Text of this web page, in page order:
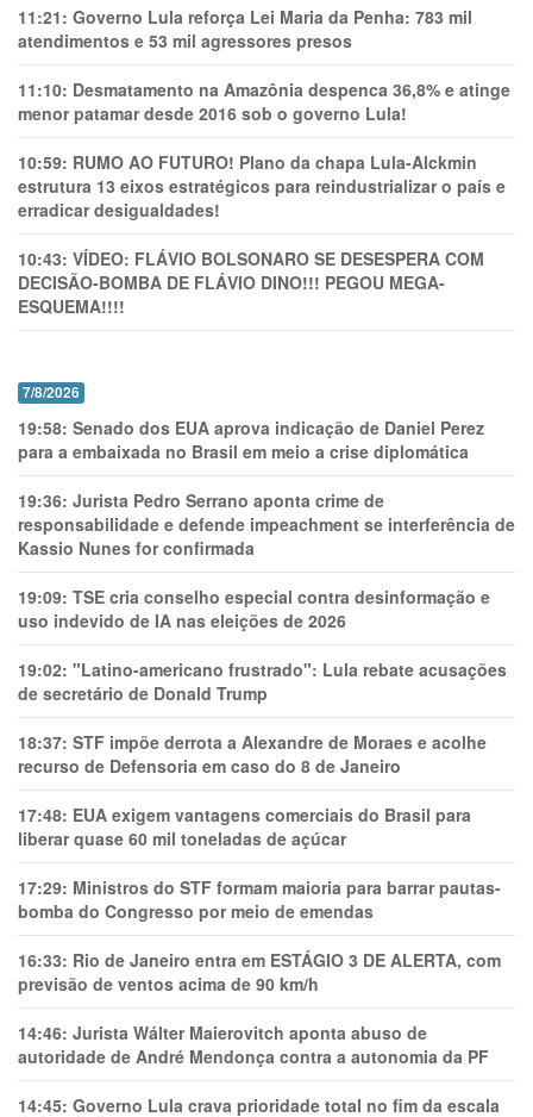
11:21: Governo Lula reforça Lei Maria da Penha: 783 mil
atendimentos e 53 mil agressores presos
11:10: Desmatamento na Amazônia despenca 36,8% e atinge
menor patamar desde 2016 sob o governo Lula!
10:59: RUMO AO FUTURO! Plano da chapa Lula-Alckmin
estrutura 13 eixos estratégicos para reindustrializar o país e
erradicar desigualdades!
10:43: VÍDEO: FLÁVIO BOLSONARO SE DESESPERA COM
DECISÃO-BOMBA DE FLÁVIO DINO!!! PEGOU MEGA-
ESQUEMA!!!!
7/8/2026
19:58: Senado dos EUA aprova indicação de Daniel Perez
para a embaixada no Brasil em meio a crise diplomática
19:36: Jurista Pedro Serrano aponta crime de
responsabilidade e defende impeachment se interferência de
Kassio Nunes for confirmada
19:09: TSE cria conselho especial contra desinformação e
uso indevido de IA nas eleições de 2026
19:02: "Latino-americano frustrado": Lula rebate acusações
de secretário de Donald Trump
18:37: STF impõe derrota a Alexandre de Moraes e acolhe
recurso de Defensoria em caso do 8 de Janeiro
17:48: EUA exigem vantagens comerciais do Brasil para
liberar quase 60 mil toneladas de açúcar
17:29: Ministros do STF formam maioria para barrar pautas-
bomba do Congresso por meio de emendas
16:33: Rio de Janeiro entra em ESTÁGIO 3 DE ALERTA, com
previsão de ventos acima de 90 km/h
14:46: Jurista Wálter Maierovitch aponta abuso de
autoridade de André Mendonça contra a autonomia da PF
14:45: Governo Lula crava prioridade total no fim da escala